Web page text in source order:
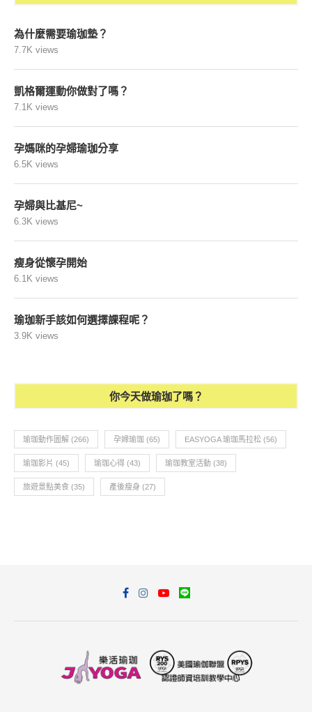
為什麼需要瑜珈墊？
7.7K views
凱格爾運動你做對了嗎？
7.1K views
孕媽咪的孕婦瑜珈分享
6.5K views
孕婦與比基尼~
6.3K views
瘦身從懷孕開始
6.1K views
瑜珈新手該如何選擇課程呢？
3.9K views
你今天做瑜珈了嗎？
瑜珈動作圖解 (266) 孕婦瑜珈 (65) EASYOGA 瑜珈馬拉松 (56)
瑜珈影片 (45) 瑜珈心得 (43) 瑜珈教室活動 (38)
旅遊景點美食 (35) 產後瘦身 (27)